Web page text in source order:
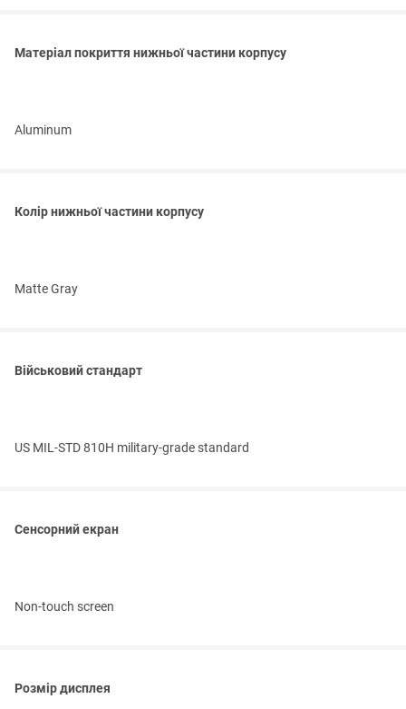
Матеріал покриття нижньої частини корпусу
Aluminum
Колір нижньої частини корпусу
Matte Gray
Військовий стандарт
US MIL-STD 810H military-grade standard
Сенсорний екран
Non-touch screen
Розмір дисплея